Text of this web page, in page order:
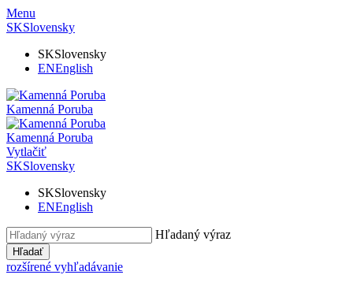
Menu
SKSlovensky
SKSlovensky
ENEnglish
Kamenná Poruba
Kamenná Poruba
Vytlačiť
SKSlovensky
SKSlovensky
ENEnglish
Hľadaný výraz
Hľadať
rozšírené vyhľadávanie